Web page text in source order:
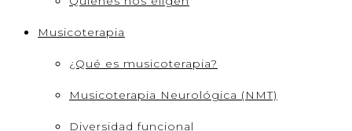
Musicoterapia
¿Qué es musicoterapia?
Musicoterapia Neurológica (NMT)
Diversidad funcional